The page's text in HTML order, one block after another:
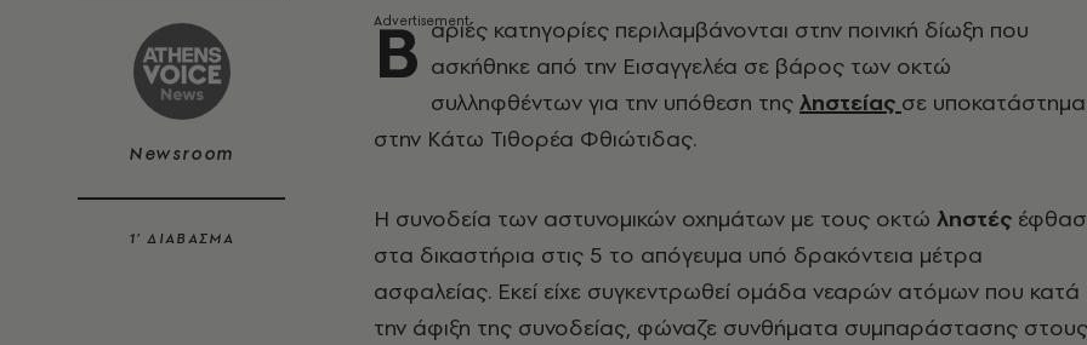
Newsroom
1’ ΔΙΑΒΑΣΜΑ
Β αριές κατηγορίες περιλαμβάνονται στην ποινική δίωξη που
ασκήθηκε από την Εισαγγελέα σε βάρος των οκτώ
συλληφθέντων για την υπόθεση της ληστείας σε υποκατάστημα
στην Κάτω Τιθορέα Φθιώτιδας.
Η συνοδεία των αστυνομικών οχημάτων με τους οκτώ ληστές
στα δικαστήρια στις 5 το απόγευμα υπό δρακόντεια μέτρα
ασφαλείας. Εκεί είχε συγκεντρωθεί ομάδα νεαρών ατόμων που κατά
την άφιξη της συνοδείας, φώναζε συνθήματα συμπαράστασης στους